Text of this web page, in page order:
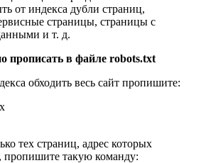
от индекса дубли страниц,
страницы, страницы с
и т. д.
прописать в файле robots.txt
обходить весь сайт пропишите:
тех страниц, адрес которых
пропишите такую команду: